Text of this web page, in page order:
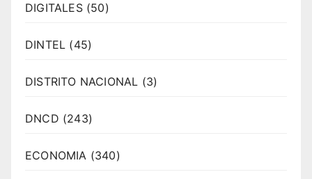
DIGITALES(50)
DINTEL (45)
DISTRITO NACIONAL (3)
DNCD (243)
ECONOMIA (340)